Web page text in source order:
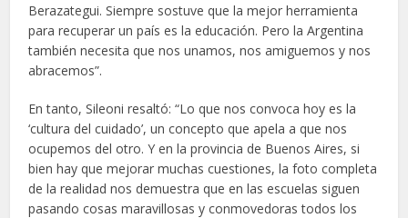
Berazategui. Siempre sostuve que la mejor herramienta
para recuperar un país es la educación. Pero la Argentina
también necesita que nos unamos, nos amiguemos y nos
abracemos”.
En tanto, Sileoni resaltó: “Lo que nos convoca hoy es la
‘cultura del cuidado’, un concepto que apela a que nos
ocupemos del otro. Y en la provincia de Buenos Aires, si
bien hay que mejorar muchas cuestiones, la foto completa
de la realidad nos demuestra que en las escuelas siguen
pasando cosas maravillosas y conmovedoras todos los